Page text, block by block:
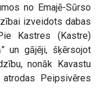
no Emajē-Sūrso
izveidots dabas
Kastres (Kastre)
un gājēji, šķērsojot
nonāk Kavastu
Peipsivēres